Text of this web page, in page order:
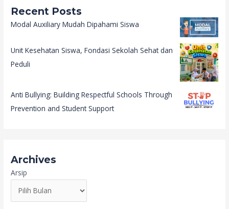
Recent Posts
Modal Auxiliary Mudah Dipahami Siswa
Unit Kesehatan Siswa, Fondasi Sekolah Sehat dan
Peduli
Anti Bullying: Building Respectful Schools Through
Prevention and Student Support
Archives
Arsip